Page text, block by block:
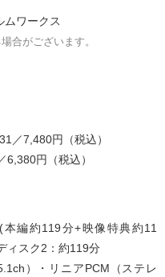
ムワークス
合がございます。
／7,480円（税込）
6,380円（税込）
編約119分+映像特典約11
ィスク2：約119分
）・リニアPCM（ステレ